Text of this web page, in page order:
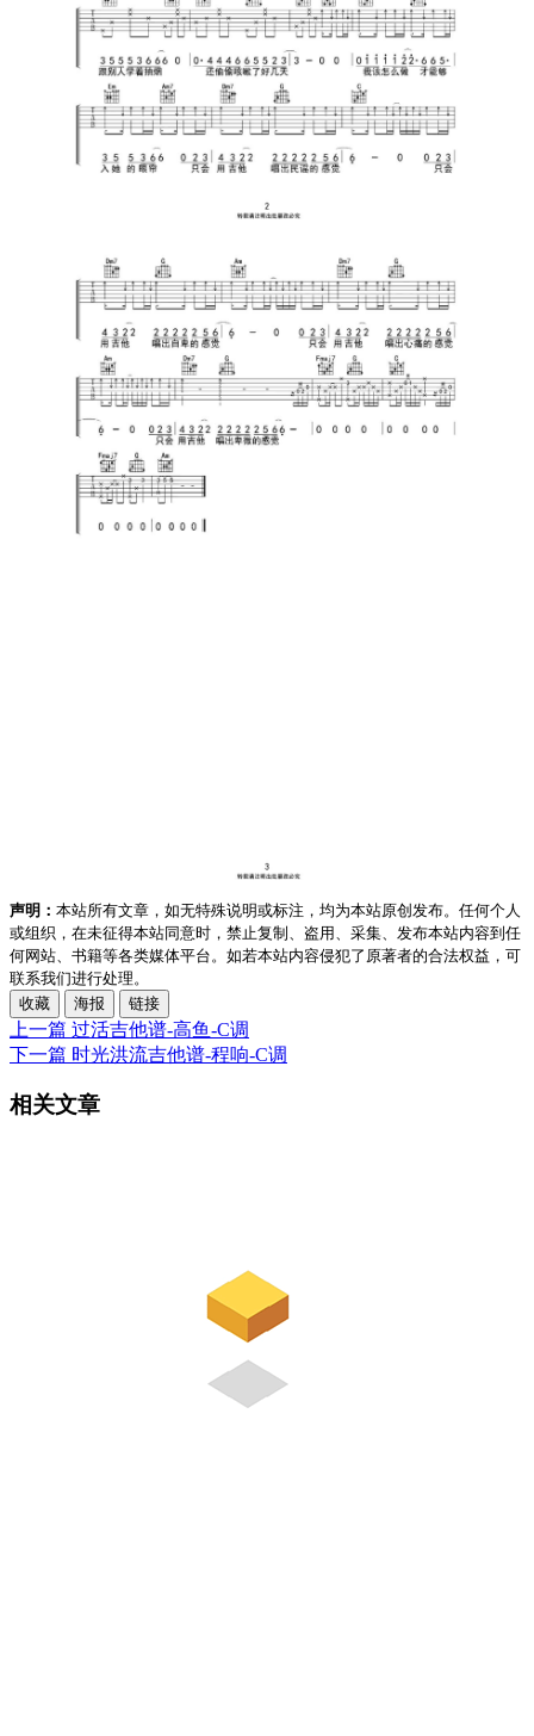
声明： 本站所有文章，如无特殊说明或标注，均为本站原创发布。任何个人
或组织，在未征得本站同意时，禁止复制、盗用、采集、发布本站内容到任
何网站、书籍等各类媒体平台。如若本站内容侵犯了原著者的合法权益，可
联系我们进行处理。
收藏
海报 链接
上一篇 过活吉他谱-高鱼-C调
下一篇 时光洪流吉他谱-程响-C调
相关文章